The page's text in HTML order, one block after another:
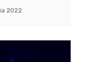
2022